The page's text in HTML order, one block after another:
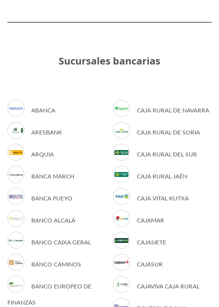
Sucursales bancarias
ABANCA
ARESBANK
ARQUIA
BANCA MARCH
BANCA PUEYO
BANCO ALCALÁ
BANCO CAIXA GERAL
BANCO CAMINOS
BANCO EUROPEO DE
FINANZAS
CAJA RURAL DE NAVARRA
CAJA RURAL DE SORIA
CAJA RURAL DEL SUR
CAJA RURAL JAÉN
CAJA VITAL KUTXA
CAJAMAR
CAJASIETE
CAJASUR
CAJAVIVA CAJA RURAL